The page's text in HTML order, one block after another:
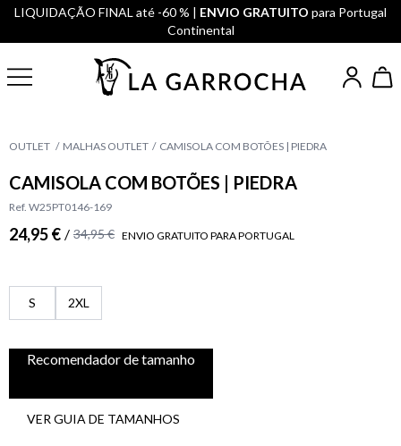
LIQUIDAÇÃO FINAL até -60 % | ENVIO GRATUITO para Portugal
Continental
OUTLET MALHAS OUTLET CAMISOLA COM BOTÕES | PIEDRA
CAMISOLA COM BOTÕES | PIEDRA
Ref. W25PT0146-169
24,95 € / 34,95 € ENVIO GRATUITO PARA PORTUGAL
S 2XL
Recomendador de tamanho
VER GUIA DE TAMANHOS